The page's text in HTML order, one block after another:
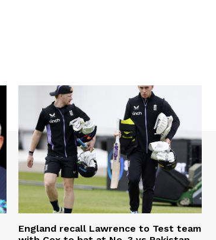
England recall Lawrence to Test team